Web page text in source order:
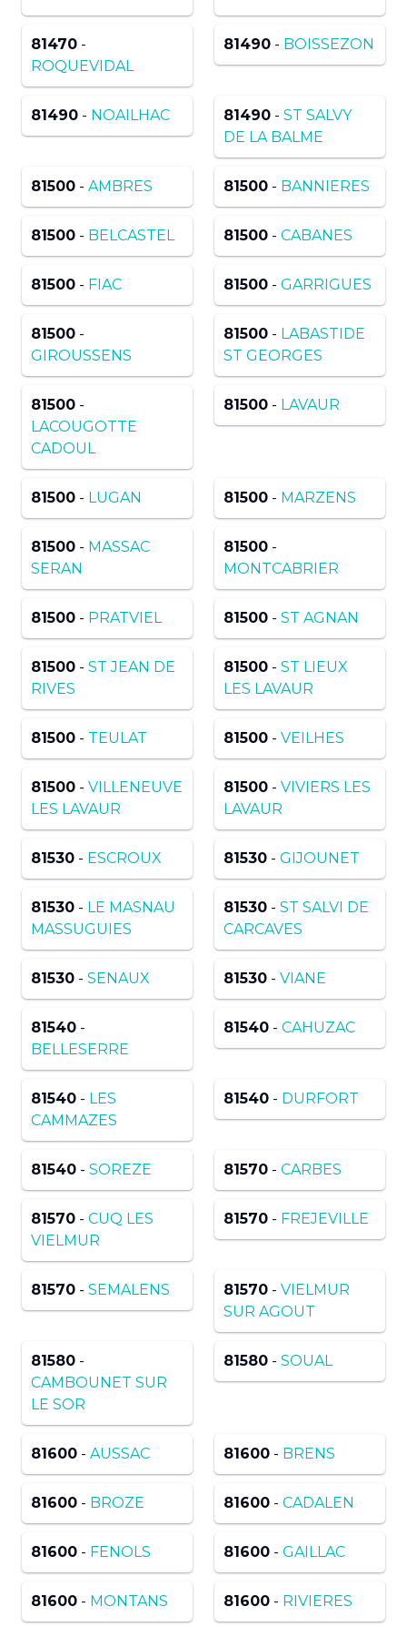
81470 -
ROQUEVIDAL
81490 - BOISSEZON
81490 - NOAILHAC 81490 - ST SALVY
DE LA BALME
81500 - AMBRES 81500 - BANNIERES
81500 - BELCASTEL 81500 - CABANES
81500 - FIAC 81500 - GARRIGUES
81500 -
GIROUSSENS
81500 - LABASTIDE
ST GEORGES
81500 -
LACOUGOTTE
CADOUL
81500 - LAVAUR
81500 - LUGAN 81500 - MARZENS
81500 - MASSAC
SERAN
81500 -
MONTCABRIER
81500 - PRATVIEL 81500 - ST AGNAN
81500 - ST JEAN DE
RIVES
81500 - ST LIEUX
LES LAVAUR
81500 - TEULAT 81500 - VEILHES
81500 - VILLENEUVE
LES LAVAUR
81500 - VIVIERS LES
LAVAUR
81530 - ESCROUX 81530 - GIJOUNET
81530 - LE MASNAU
MASSUGUIES
81530 - ST SALVI DE
CARCAVES
81530 - SENAUX 81530 - VIANE
81540 -
BELLESERRE
81540 - CAHUZAC
81540 - LES
CAMMAZES
81540 - DURFORT
81540 - SOREZE 81570 - CARBES
81570 - CUQ LES
VIELMUR
81570 - FREJEVILLE
81570 - SEMALENS 81570 - VIELMUR
SUR AGOUT
81580 -
CAMBOUNET SUR
LE SOR
81580 - SOUAL
81600 - AUSSAC 81600 - BRENS
81600 - BROZE 81600 - CADALEN
81600 - FENOLS 81600 - GAILLAC
81600 - MONTANS 81600 - RIVIERES